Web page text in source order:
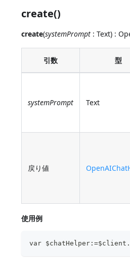
create()
create(systemPrompt : Text) :
引数 型
systemPrompt Text
戻り値
使用例
var